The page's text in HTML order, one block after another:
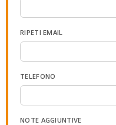
RIPETI EMAIL
TELEFONO
NOTE AGGIUNTIVE